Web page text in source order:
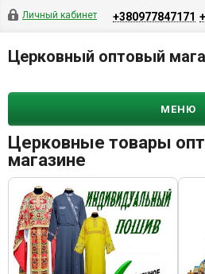
Личный кабинет +380977847171
Церковный оптовый
МЕНЮ
Церковные товары
магазине